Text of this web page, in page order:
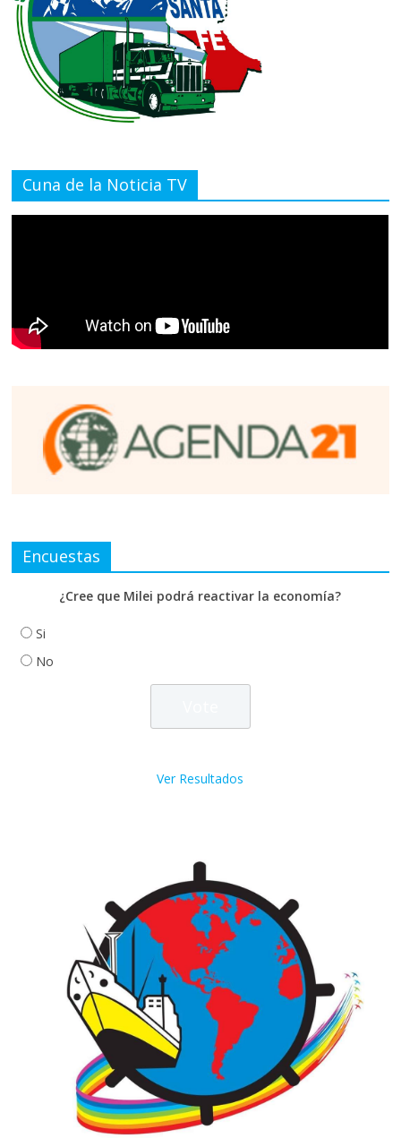
Cuna de la Noticia TV
Encuestas
¿Cree que Milei podrá reactivar la economía?
Si
No
Ver Resultados